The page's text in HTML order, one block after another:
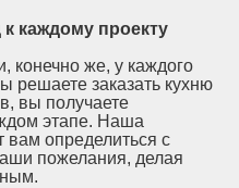
каждому проекту
конечно же, у каждого
решаете заказать кухню
вы получаете
этапе. Наша
вам определиться с
пожелания, делая